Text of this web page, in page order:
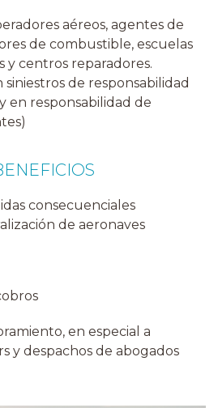
aéreos, agentes de
de combustible, escuelas
y centros reparadores.
de responsabilidad
en responsabilidad de
consecuenciales
de aeronaves
en especial a
y despachos de abogados